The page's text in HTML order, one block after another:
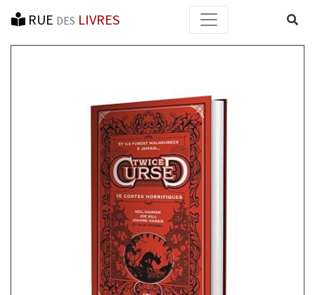
RUE DES LIVRES